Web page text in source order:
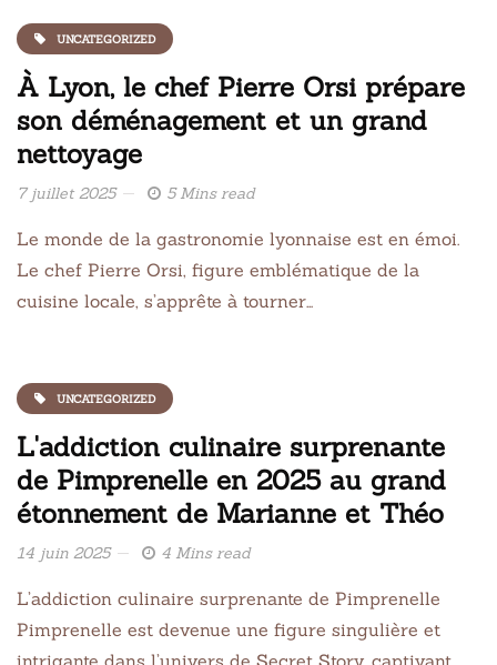
UNCATEGORIZED
À Lyon, le chef Pierre Orsi prépare
son déménagement et un grand
nettoyage
7 juillet 2025 5 Mins read
Le monde de la gastronomie lyonnaise est en émoi.
Le chef Pierre Orsi, figure emblématique de la
cuisine locale, s’apprête à tourner…
UNCATEGORIZED
L'addiction culinaire surprenante
de Pimprenelle en 2025 au grand
étonnement de Marianne et Théo
14 juin 2025 4 Mins read
L’addiction culinaire surprenante de Pimprenelle
Pimprenelle est devenue une figure singulière et